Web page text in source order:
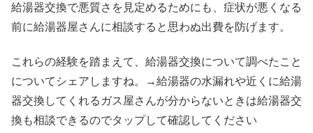
給湯器交換で悪質さを見定めるためにも、症状が悪くなる
前に給湯器屋さんに相談すると思わぬ出費を防げます。
これらの経験を踏まえて、給湯器交換について調べたこと
についてシェアしますね。→給湯器の水漏れや近くに給湯
器交換してくれるガス屋さんが分からないときは給湯器交
換も相談できるのでタップして確認してください